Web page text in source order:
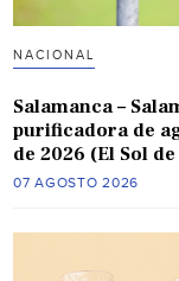
NACIONAL
Salamanca –
purificadora de
de 2026 (El Sol
07 AGOSTO 2026